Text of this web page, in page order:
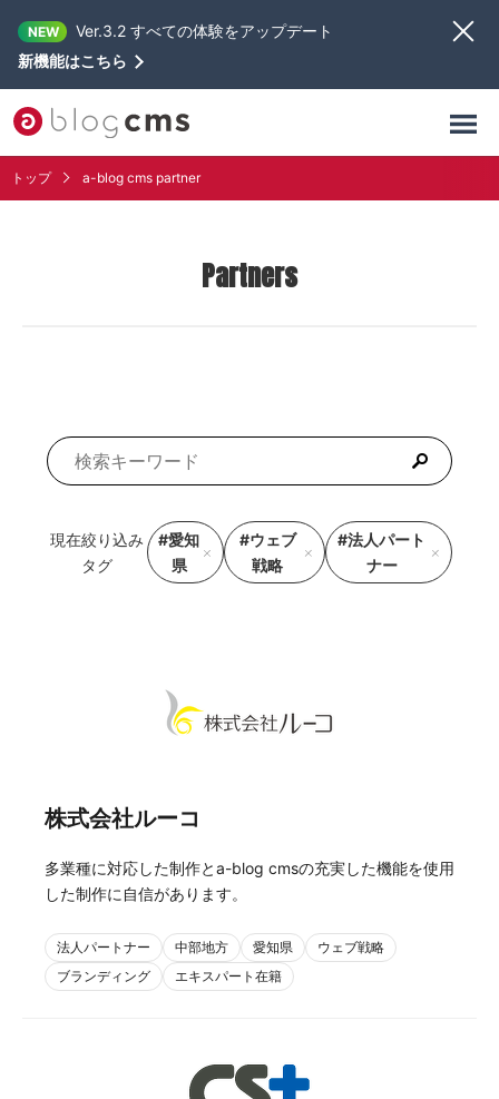
NEW
Ver.3.2 すべての体験をアップデート
新機能はこちら
トップ a-blog cms partner
Partners
現在絞り込み
タグ
#愛知
県
#ウェブ
戦略
#法人パート
ナー
株式会社ルーコ
多業種に対応した制作とa-blog cmsの充実した機能を使用
した制作に自信があります。
法人パートナー 中部地方 愛知県
ウェブ戦略
ブランディング
エキスパート在籍